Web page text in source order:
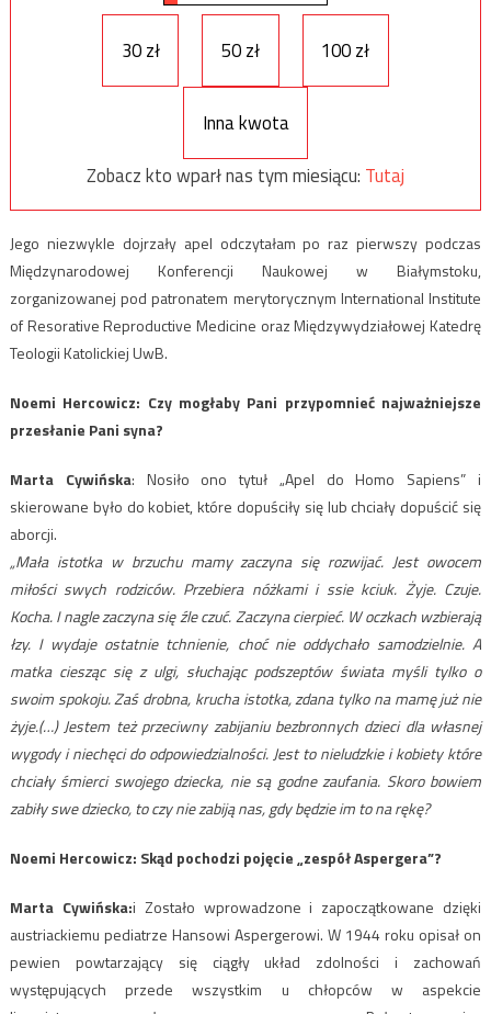
30 zł 50 zł 100 zł
Inna kwota
Zobacz kto wparł nas tym miesiącu: Tutaj
Jego niezwykle dojrzały apel odczytałam po raz pierwszy podczas
Międzynarodowej Konferencji Naukowej w Białymstoku,
zorganizowanej pod patronatem merytorycznym International Institute
of Resorative Reproductive Medicine oraz Międzywydziałowej Katedrę
Teologii Katolickiej UwB.
Noemi Hercowicz: Czy mogłaby Pani przypomnieć najważniejsze
przesłanie Pani syna?
Marta Cywińska: Nosiło ono tytuł „Apel do Homo Sapiens” i
skierowane było do kobiet, które dopuściły się lub chciały dopuścić się
aborcji.
„Mała istotka w brzuchu mamy zaczyna się rozwijać. Jest owocem
miłości swych rodziców. Przebiera nóżkami i ssie kciuk. Żyje. Czuje.
Kocha. I nagle zaczyna się źle czuć. Zaczyna cierpieć. W oczkach wzbierają
łzy. I wydaje ostatnie tchnienie, choć nie oddychało samodzielnie. A
matka ciesząc się z ulgi, słuchając podszeptów świata myśli tylko o
swoim spokoju. Zaś drobna, krucha istotka, zdana tylko na mamę już nie
żyje.(…) Jestem też przeciwny zabijaniu bezbronnych dzieci dla własnej
wygody i niechęci do odpowiedzialności. Jest to nieludzkie i kobiety które
chciały śmierci swojego dziecka, nie są godne zaufania. Skoro bowiem
zabiły swe dziecko, to czy nie zabiją nas, gdy będzie im to na rękę?
Noemi Hercowicz: Skąd pochodzi pojęcie „zespół Aspergera”?
Marta Cywińska:i Zostało wprowadzone i zapoczątkowane dzięki
austriackiemu pediatrze Hansowi Aspergerowi. W 1944 roku opisał on
pewien powtarzający się ciągły układ zdolności i zachowań
występujących przede wszystkim u chłopców w aspekcie